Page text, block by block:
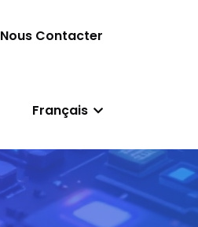
Nous Contacter
Français